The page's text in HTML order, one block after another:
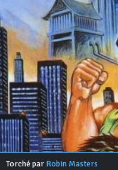
Torché par Robin Masters